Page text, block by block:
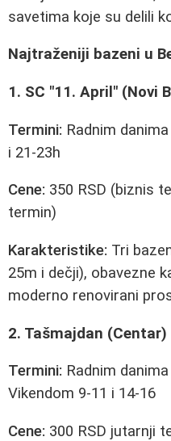
savetima koje su delili
Najtraženiji bazeni u
1. SC "11. April" (Novi
Termini: Radnim
i 21-23h
Cene: 350 RSD (biznis
termin)
Karakteristike: Tri
25m i dečji), obavezne
moderno renovirani
2. Tašmajdan (Centar)
Termini: Radnim
Vikendom 9-11 i 14-16
Cene: 300 RSD jutarnji